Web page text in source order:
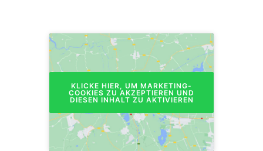
KLICKE HIER, UM MARKETING-
COOKIES ZU AKZEPTIEREN UND
DIESEN INHALT ZU AKTIVIEREN